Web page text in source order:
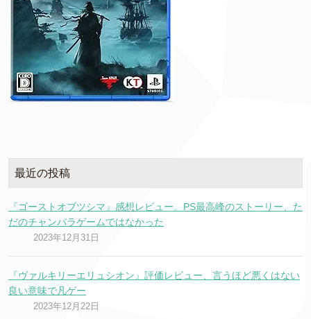
最近の投稿
『ゴーストオブツシマ』感想レビュー。PS最高峰のストーリー、た
だのチャンバラゲームではなかった
2023年12月31日
『ヴァルキリーエリュシオン』評価レビュー、言うほど悪くはない
良い意味で凡ゲー
2023年12月22日